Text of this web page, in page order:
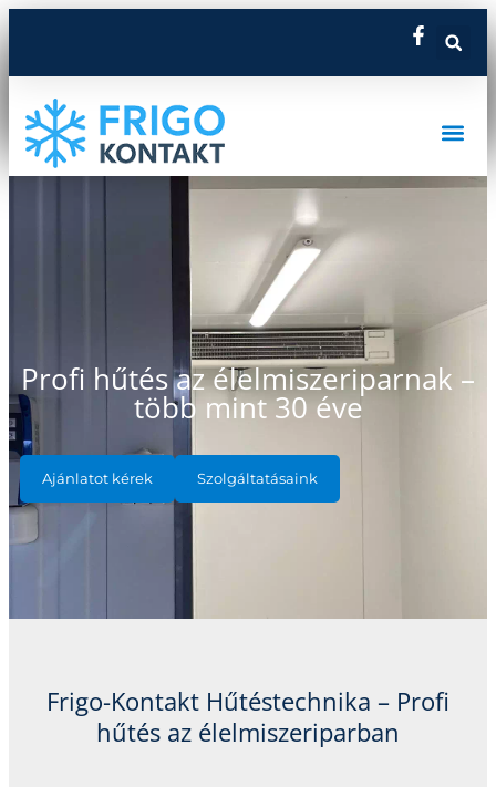
Profi hűtés az élelmiszeriparnak –
több mint 30 éve
Ajánlatot kérek Szolgáltatásaink
Frigo-Kontakt Hűtéstechnika – Profi
hűtés az élelmiszeriparban